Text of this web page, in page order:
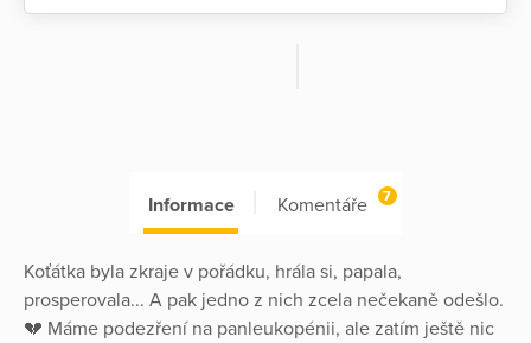
Informace Komentáře 7
Koťátka byla zkraje v pořádku, hrála si, papala,
prosperovala... A pak jedno z nich zcela nečekaně odešlo.
💔 Máme podezření na panleukopénii, ale zatím ještě nic